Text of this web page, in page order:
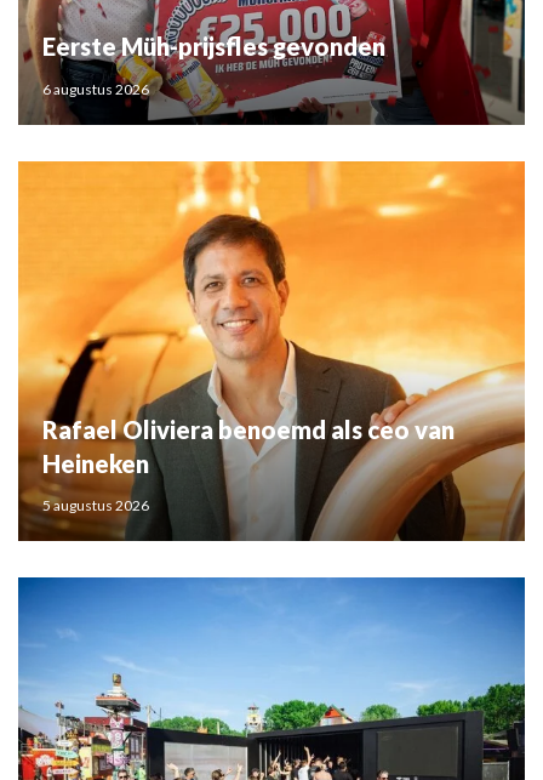
Eerste Müh-prijsfles gevonden
6 augustus 2026
Rafael Oliviera benoemd als ceo van
Heineken
5 augustus 2026